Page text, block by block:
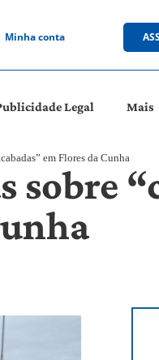
Minha conta
Legal Mais
em Flores da Cunha
sobre